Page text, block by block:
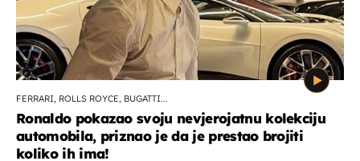
FERRARI, ROLLS ROYCE, BUGATTI...
Ronaldo pokazao svoju nevjerojatnu kolekciju
automobila, priznao je da je prestao brojiti
koliko ih ima!